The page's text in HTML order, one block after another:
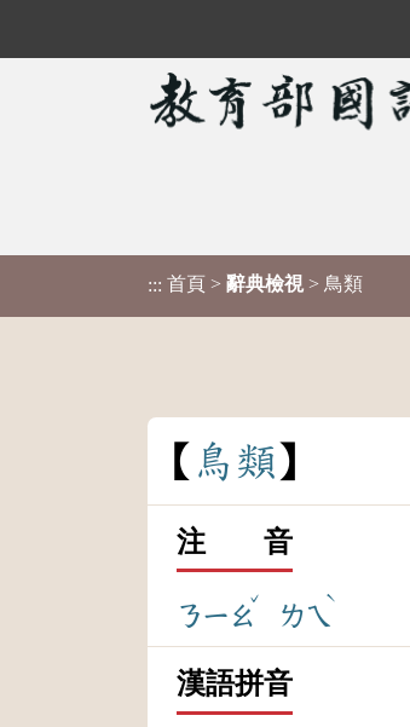
::: 首頁 > 辭典檢視 > 鳥類
鳥 類
注 音
ㄋㄧㄠ
ˇ
ㄌㄟ
ˋ
漢語拼音